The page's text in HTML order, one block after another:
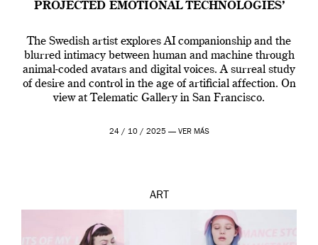
PROJECTED EMOTIONAL TECHNOLOGIES’
The Swedish artist explores AI companionship and the
blurred intimacy between human and machine through
animal-coded avatars and digital voices. A surreal study
of desire and control in the age of artificial affection. On
view at Telematic Gallery in San Francisco.
24 / 10 / 2025 — VER MÁS
ART